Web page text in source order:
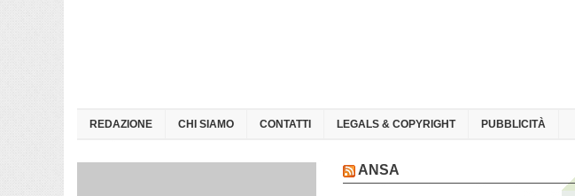
REDAZIONE CHI SIAMO CONTATTI LEGALS & COPYRIGHT PUBBLICITÀ
ANSA